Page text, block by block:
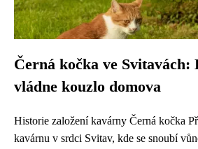
Černá kočka ve Svitavách:
vládne kouzlo domova
Historie založení kavárny Černá kočka
kavárnu v srdci Svitav, kde se snoubí